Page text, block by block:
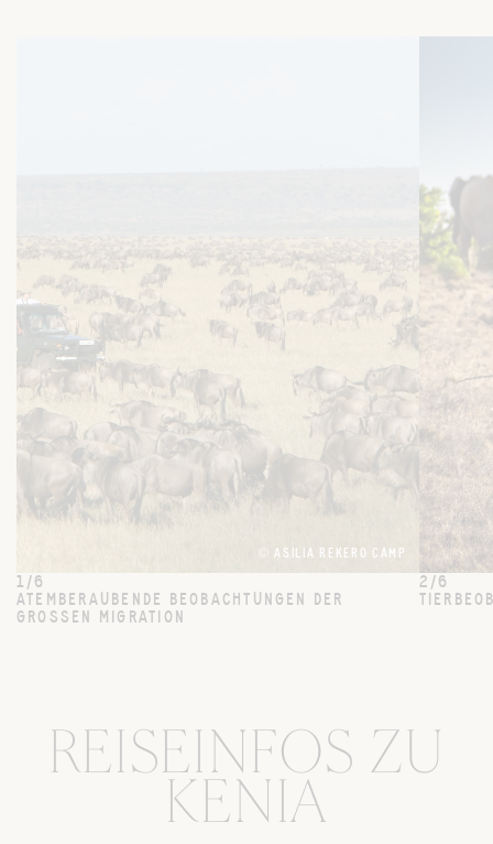
© ASILIA REKERO CAMP
1/6
ATEMBERAUBENDE BEOBACHTUNGEN DER
GROSSEN MIGRATION
2/6
REISEINFOS ZU
KENIA